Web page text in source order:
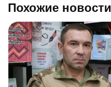
Похожие новости